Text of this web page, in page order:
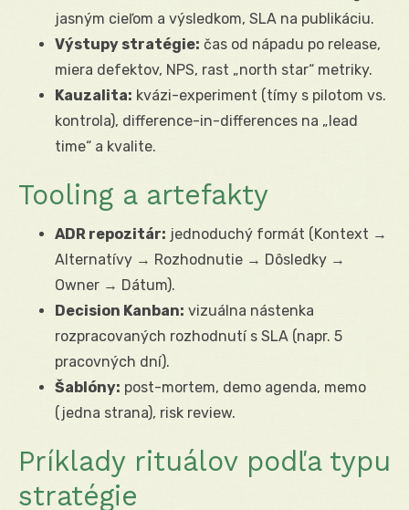
jasným cieľom a výsledkom, SLA na publikáciu.
Výstupy stratégie: čas od nápadu po release,
miera defektov, NPS, rast „north star“ metriky.
Kauzalita: kvázi-experiment (tímy s pilotom vs.
kontrola), difference-in-differences na „lead
time“ a kvalite.
Tooling a artefakty
ADR repozitár: jednoduchý formát (Kontext →
Alternatívy → Rozhodnutie → Dôsledky →
Owner → Dátum).
Decision Kanban: vizuálna nástenka
rozpracovaných rozhodnutí s SLA (napr. 5
pracovných dní).
Šablóny: post-mortem, demo agenda, memo
(jedna strana), risk review.
Príklady rituálov podľa typu
stratégie